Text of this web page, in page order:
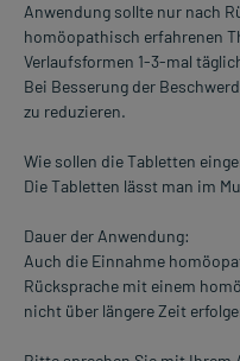
Anwendung sollte nur nach
homöopathisch erfahrenen
Verlaufsformen 1-3-mal
Bei Besserung der
zu reduzieren.
Wie sollen die Tabletten
Die Tabletten lässt man im
Dauer der Anwendung:
Auch die Einnahme
Rücksprache mit einem
nicht über längere Zeit